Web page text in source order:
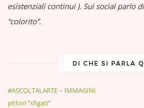
esistenziali continui ). Sui social parlo
“colorito”.
DI CHE SI PARLA
#ASCOLTALARTE – IMMAGINI
pittori "sfigati"